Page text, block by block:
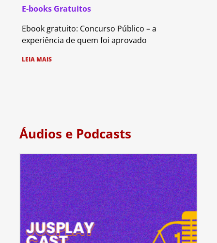
E-books Gratuitos
Ebook gratuito: Concurso Público – a
experiência de quem foi aprovado
LEIA MAIS
Áudios e Podcasts